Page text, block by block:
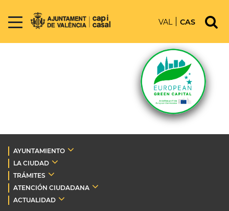
VAL CAS
AYUNTAMIENTO
LA CIUDAD
TRÁMITES
ATENCIÓN CIUDADANA
ACTUALIDAD